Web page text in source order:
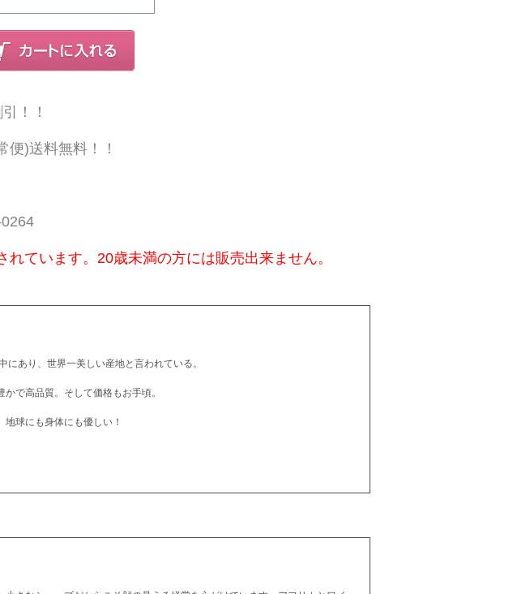
！！
便)送料無料！！
ています。20歳未満の方には販売出来ません。
あり、世界一美しい産地と言われている。
で高品質。そして価格もお手頃。
球にも身体にも優しい！